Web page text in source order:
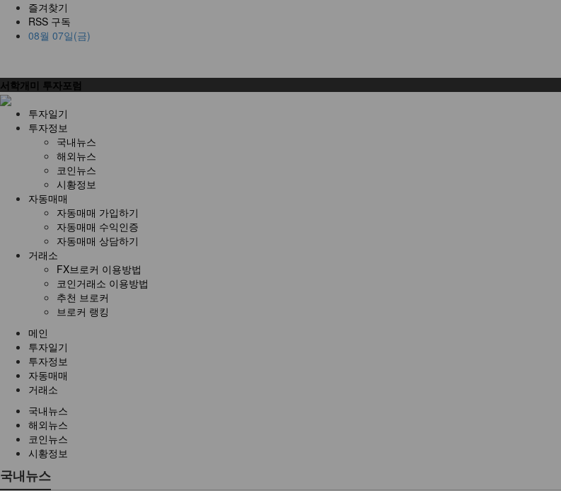
즐겨찾기
RSS 구독
08월 07일(금)
서학개미 투자포럼
투자일기
투자정보
국내뉴스
해외뉴스
코인뉴스
시황정보
자동매매
자동매매 가입하기
자동매매 수익인증
자동매매 상담하기
거래소
FX브로커 이용방법
코인거래소 이용방법
추천 브로커
브로커 랭킹
메인
투자일기
투자정보
자동매매
거래소
국내뉴스
해외뉴스
코인뉴스
시황정보
국내뉴스